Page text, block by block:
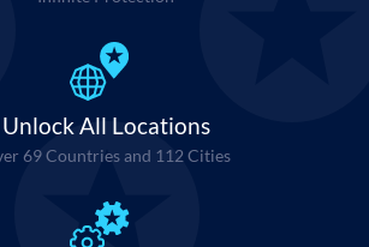
Unlock All Locations
69 Countries and 112 Cities